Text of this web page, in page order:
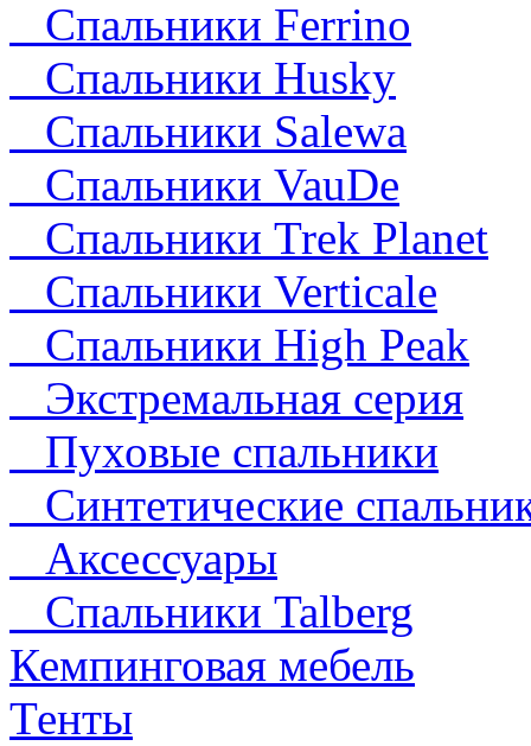
Cпальники Ferrino
Спальники Husky
Спальники Salewa
Спальники VauDe
Спальники Trek Planet
Спальники Verticale
Спальники High Peak
Экстремальная серия
Пуховые спальники
Синтетические
Аксессуары
Спальники Talberg
Кемпинговая мебель
Тенты